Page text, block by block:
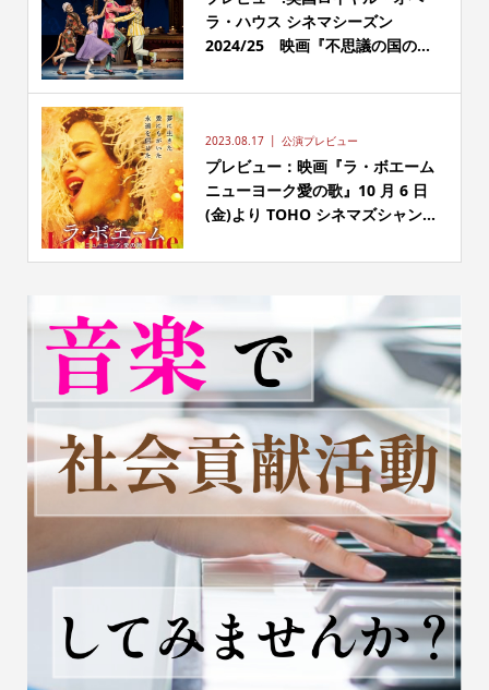
ラ・ハウス シネマシーズン
2024/25 映画『不思議の国の...
2023.08.17 公演プレビュー
プレビュー：映画『ラ・ボエーム
ニューヨーク愛の歌』10 月 6 日
(金)より TOHO シネマズシャン...